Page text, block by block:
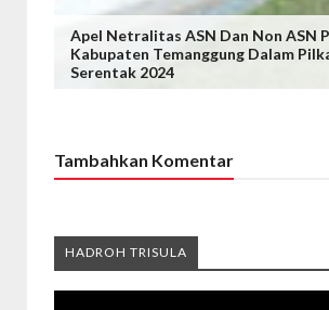
Apel Netralitas ASN Dan Non ASN
Kabupaten Temanggung Dalam
Serentak 2024
Tambahkan Komentar
HADROH TRISULA